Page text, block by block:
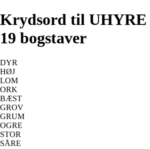
Krydsord til
19 bogstaver
DYR
HØJ
LOM
ORK
BÆST
GROV
GRUM
OGRE
STOR
SÅRE